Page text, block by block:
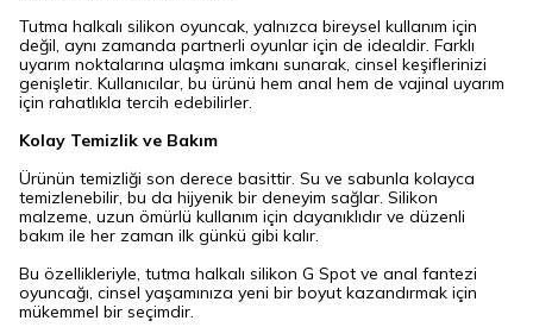
Tutma halkalı silikon oyuncak, yalnızca bireysel kullanım için
değil, aynı zamanda partnerli oyunlar için de idealdir. Farklı
uyarım noktalarına ulaşma imkanı sunarak, cinsel keşiflerinizi
genişletir. Kullanıcılar, bu ürünü hem anal hem de vajinal uyarım
için rahatlıkla tercih edebilirler.
Kolay Temizlik ve Bakım
Ürünün temizliği son derece basittir. Su ve sabunla kolayca
temizlenebilir, bu da hijyenik bir deneyim sağlar. Silikon
malzeme, uzun ömürlü kullanım için dayanıklıdır ve düzenli
bakım ile her zaman ilk günkü gibi kalır.
Bu özellikleriyle, tutma halkalı silikon G Spot ve anal fantezi
oyuncağı, cinsel yaşamınıza yeni bir boyut kazandırmak için
mükemmel bir seçimdir.